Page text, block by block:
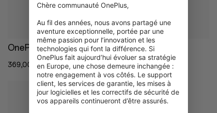
OnePlus Nord CE5
369,00 €
OnePlus Nord 5
569,00 €
Chère communauté OnePlus,
Au fil des années, nous avons partagé une
aventure exceptionnelle, portée par une
même passion pour l’innovation et les
technologies qui font la différence. Si
OnePlus fait aujourd’hui évoluer sa stratégie
en Europe, une chose demeure inchangée :
notre engagement à vos côtés. Le support
client, les services de garantie, les mises à
jour logicielles et les correctifs de sécurité de
vos appareils continueront d’être assurés.